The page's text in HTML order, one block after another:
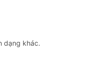
dạng khác.